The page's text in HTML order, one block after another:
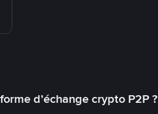
d’échange crypto P2P ?